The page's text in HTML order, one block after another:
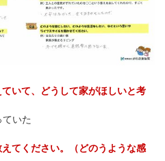
いて、どうして家がほしいと考
いた
えてください。（どのうような感